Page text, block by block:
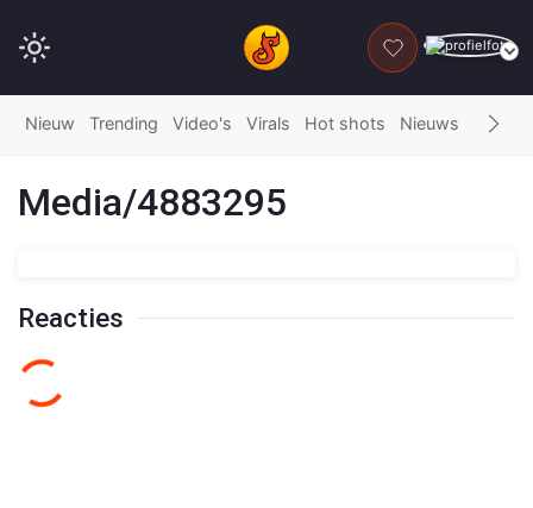
DONEER
Nieuw Trending Video's Virals Hot shots Nieuws Fails
Media/4883295
Reacties